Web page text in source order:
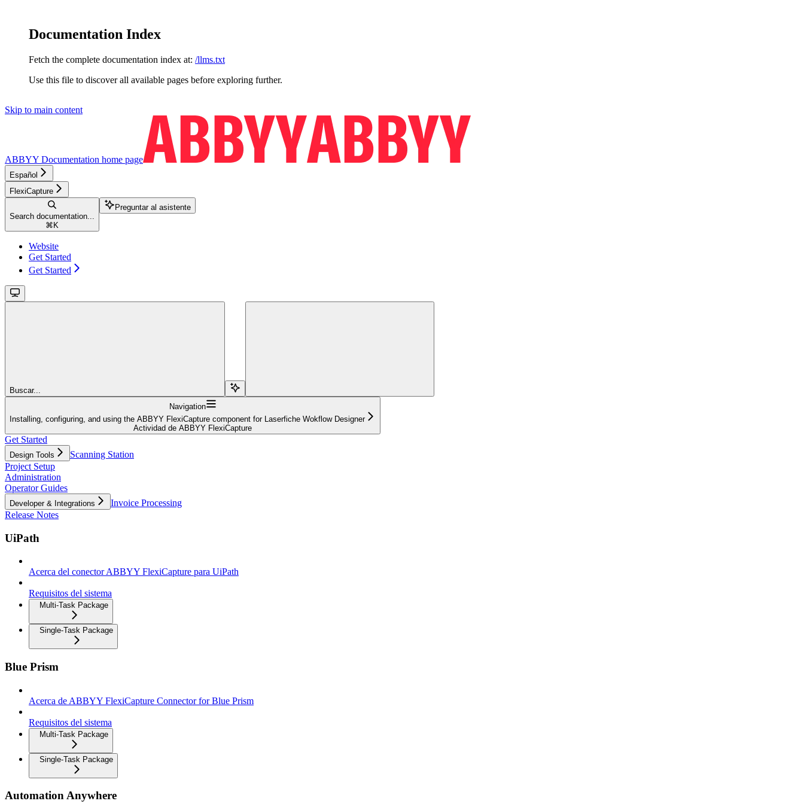
Documentation Index
Fetch the complete documentation index at: /llms.txt
Use this file to discover all available pages before exploring further.
Skip to main content
ABBYY Documentation home page
Español
FlexiCapture
Search documentation...
⌘ K
Preguntar al asistente
Website
Get Started
Get Started
Buscar...
Navigation
Installing, configuring, and using the ABBYY FlexiCapture component for Laserfiche Wokflow Designer
Actividad de ABBYY FlexiCapture
Get Started
Design Tools
Scanning Station
Project Setup
Administration
Operator Guides
Developer & Integrations
Invoice Processing
Release Notes
UiPath
Acerca del conector ABBYY FlexiCapture para UiPath
Requisitos del sistema
Multi-Task Package
Single-Task Package
Blue Prism
Acerca de ABBYY FlexiCapture Connector for Blue Prism
Requisitos del sistema
Multi-Task Package
Single-Task Package
Automation Anywhere